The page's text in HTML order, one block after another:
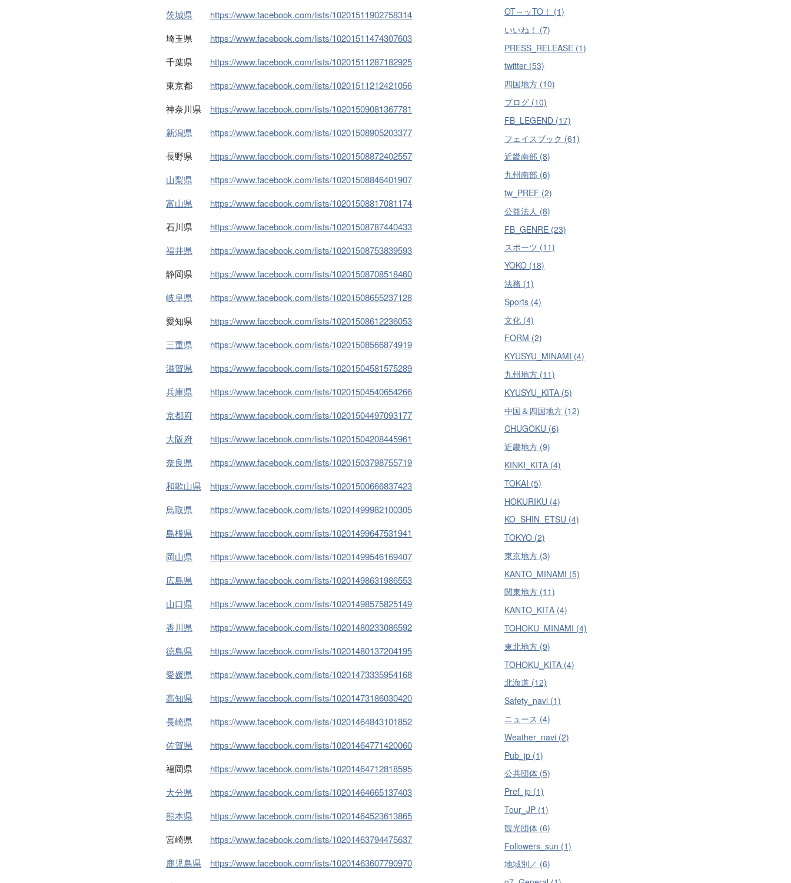
茨城県
https://www.facebook.com/lists/10201511902758314
埼玉県 https://www.facebook.com/lists/10201511474307603
千葉県 https://www.facebook.com/lists/10201511287182925
東京都 https://www.facebook.com/lists/10201511212421056
神奈川県 https://www.facebook.com/lists/10201509081367781
新潟県
https://www.facebook.com/lists/10201508905203377
長野県 https://www.facebook.com/lists/10201508872402557
山梨県
https://www.facebook.com/lists/10201508846401907
富山県
https://www.facebook.com/lists/10201508817081174
石川県 https://www.facebook.com/lists/10201508787440433
福井県
https://www.facebook.com/lists/10201508753839593
静岡県 https://www.facebook.com/lists/10201508708518460
岐阜県
https://www.facebook.com/lists/10201508655237128
愛知県 https://www.facebook.com/lists/10201508612236053
三重県
https://www.facebook.com/lists/10201508566874919
滋賀県
https://www.facebook.com/lists/10201504581575289
兵庫県
https://www.facebook.com/lists/10201504540654266
京都府
https://www.facebook.com/lists/10201504497093177
大阪府
https://www.facebook.com/lists/10201504208445961
奈良県
https://www.facebook.com/lists/10201503798755719
和歌山県
https://www.facebook.com/lists/10201500666837423
鳥取県
https://www.facebook.com/lists/10201499982100305
島根県
https://www.facebook.com/lists/10201499647531941
岡山県
https://www.facebook.com/lists/10201499546169407
広島県
https://www.facebook.com/lists/10201498631986553
山口県
https://www.facebook.com/lists/10201498575825149
香川県
https://www.facebook.com/lists/10201480233086592
徳島県
https://www.facebook.com/lists/10201480137204195
愛媛県
https://www.facebook.com/lists/10201473335954168
高知県
https://www.facebook.com/lists/10201473186030420
長崎県
https://www.facebook.com/lists/10201464843101852
佐賀県
https://www.facebook.com/lists/10201464771420060
福岡県 https://www.facebook.com/lists/10201464712818595
大分県
https://www.facebook.com/lists/10201464665137403
熊本県
https://www.facebook.com/lists/10201464523613865
宮崎県 https://www.facebook.com/lists/10201463794475637
鹿児島県
https://www.facebook.com/lists/10201463607790970
OT～ッTO！ (1)
いいね！ (7)
PRESS_RELEASE (1)
twitter (53)
四国地方 (10)
ブログ (10)
FB_LEGEND (17)
フェイスブック (61)
近畿南部 (8)
九州南部 (6)
tw_PREF (2)
公益法人 (8)
FB_GENRE (23)
スポーツ (11)
YOKO (18)
法務 (1)
Sports (4)
文化 (4)
FORM (2)
KYUSYU_MINAMI (4)
九州地方 (11)
KYUSYU_KITA (5)
中国＆四国地方 (12)
CHUGOKU (6)
近畿地方 (9)
KINKI_KITA (4)
TOKAI (5)
HOKURIKU (4)
KO_SHIN_ETSU (4)
TOKYO (2)
東京地方 (3)
KANTO_MINAMI (5)
関東地方 (11)
KANTO_KITA (4)
TOHOKU_MINAMI (4)
東北地方 (9)
TOHOKU_KITA (4)
北海道 (12)
Safety_navi (1)
ニュース (4)
Weather_navi (2)
Pub_jp (1)
公共団体 (5)
Pref_jp (1)
Tour_JP (1)
観光団体 (6)
Followers_sun (1)
地域別／ (6)